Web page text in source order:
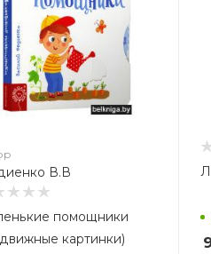
В.В
помощники
картинки)